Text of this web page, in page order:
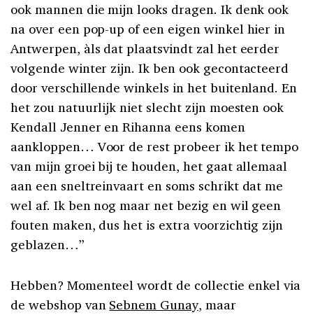
ook mannen die mijn looks dragen. Ik denk ook
na over een pop-up of een eigen winkel hier in
Antwerpen, àls dat plaatsvindt zal het eerder
volgende winter zijn. Ik ben ook gecontacteerd
door verschillende winkels in het buitenland. En
het zou natuurlijk niet slecht zijn moesten ook
Kendall Jenner en Rihanna eens komen
aankloppen… Voor de rest probeer ik het tempo
van mijn groei bij te houden, het gaat allemaal
aan een sneltreinvaart en soms schrikt dat me
wel af. Ik ben nog maar net bezig en wil geen
fouten maken, dus het is extra voorzichtig zijn
geblazen…”
Hebben? Momenteel wordt de collectie enkel via
de webshop van Sebnem Gunay, maar